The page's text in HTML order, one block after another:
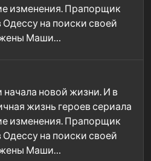
изменения. Прапорщик
на поиски своей
жены Маши…
новой жизни. И в
жизнь героев сериала
изменения. Прапорщик
на поиски своей
жены Маши…